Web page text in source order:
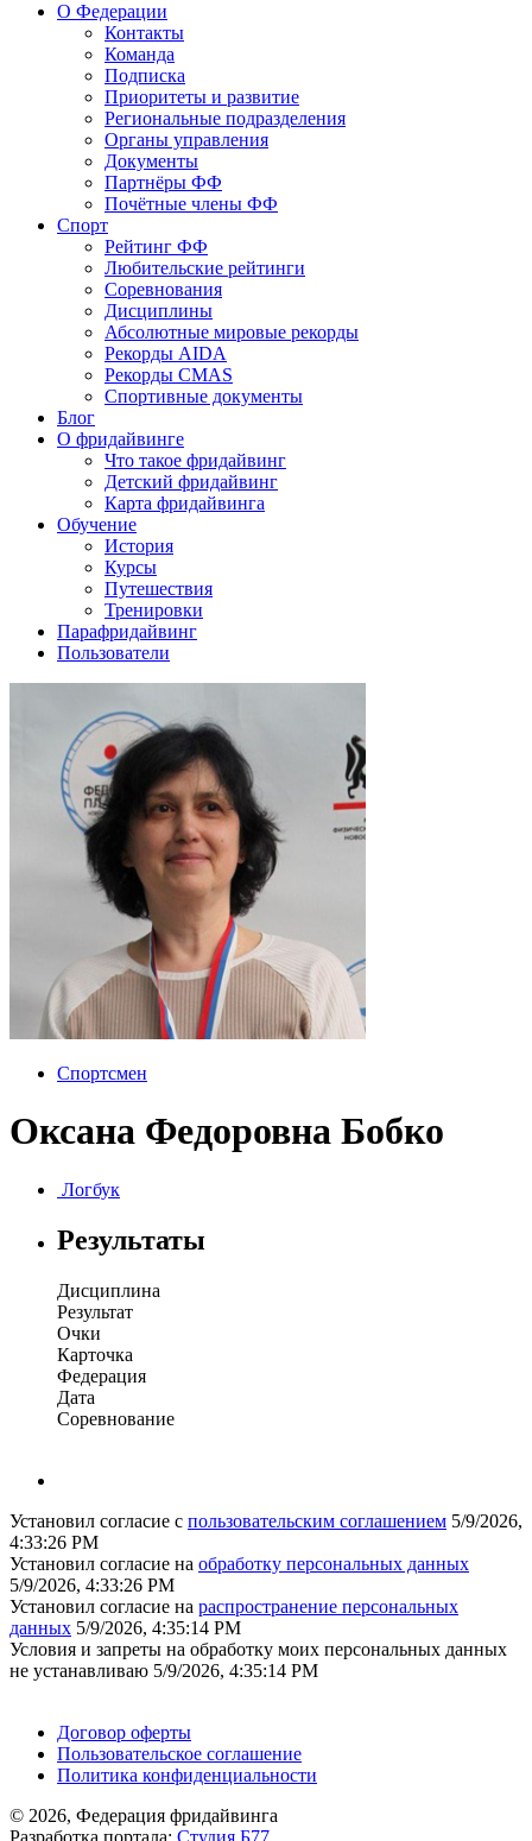
О Федерации
Контакты
Команда
Подписка
Приоритеты и развитие
Региональные подразделения
Органы управления
Документы
Партнёры ФФ
Почётные члены ФФ
Спорт
Рейтинг ФФ
Любительские рейтинги
Соревнования
Дисциплины
Абсолютные мировые рекорды
Рекорды AIDA
Рекорды CMAS
Спортивные документы
Блог
О фридайвинге
Что такое фридайвинг
Детский фридайвинг
Карта фридайвинга
Обучение
История
Курсы
Путешествия
Тренировки
Парафридайвинг
Пользователи
Спортсмен
Оксана Федоровна Бобко
Логбук
Результаты
Дисциплина
Результат
Очки
Карточка
Федерация
Дата
Соревнование
Установил согласие с пользовательским соглашением 5/9/2026,
4:33:26 PM
Установил согласие на обработку персональных данных
5/9/2026, 4:33:26 PM
Установил согласие на распространение персональных
данных 5/9/2026, 4:35:14 PM
Условия и запреты на обработку моих персональных данных
не устанавливаю 5/9/2026, 4:35:14 PM
Договор оферты
Пользовательское соглашение
Политика конфиденциальности
© 2026, Федерация фридайвинга
Разработка портала: Студия Б77